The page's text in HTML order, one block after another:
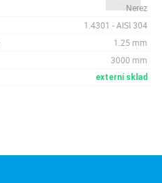
Nerez
1.4301 - AISI 304
1.25 mm
3000 mm
externí sklad